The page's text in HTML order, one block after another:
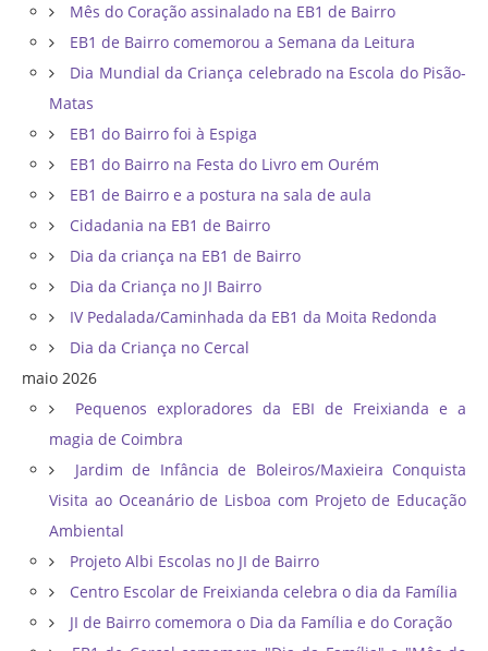
Mês do Coração assinalado na EB1 de Bairro
EB1 de Bairro comemorou a Semana da Leitura
Dia Mundial da Criança celebrado na Escola do Pisão-
Matas
EB1 do Bairro foi à Espiga
EB1 do Bairro na Festa do Livro em Ourém
EB1 de Bairro e a postura na sala de aula
Cidadania na EB1 de Bairro
Dia da criança na EB1 de Bairro
Dia da Criança no JI Bairro
IV Pedalada/Caminhada da EB1 da Moita Redonda
Dia da Criança no Cercal
maio 2026
Pequenos exploradores da EBI de Freixianda e a
magia de Coimbra
Jardim de Infância de Boleiros/Maxieira Conquista
Visita ao Oceanário de Lisboa com Projeto de Educação
Ambiental
Projeto Albi Escolas no JI de Bairro
Centro Escolar de Freixianda celebra o dia da Família
JI de Bairro comemora o Dia da Família e do Coração